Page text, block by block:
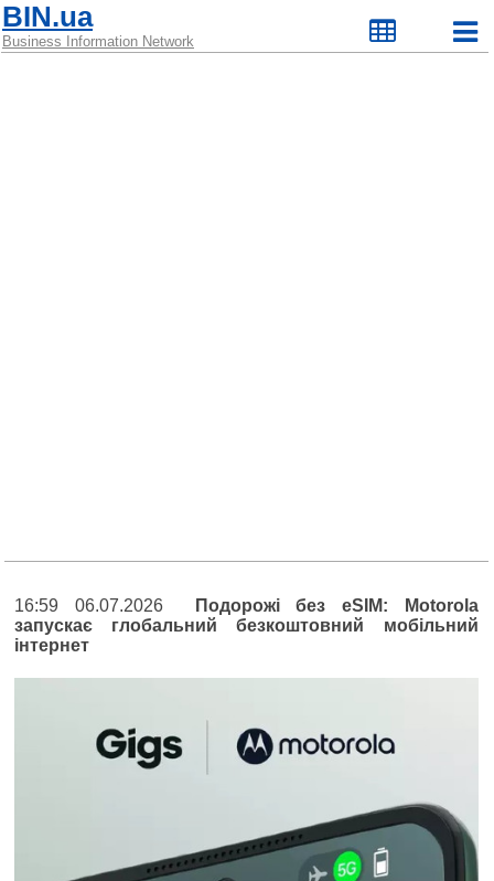
BIN.ua
Business Information Network
16:59 06.07.2026
Подорожі без eSIM: Motorola
запускає глобальний безкоштовний мобільний
інтернет